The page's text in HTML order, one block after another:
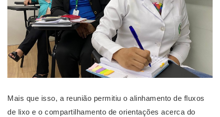
Mais que isso, a reunião permitiu o alinhamento de fluxos
de lixo e o compartilhamento de orientações acerca do